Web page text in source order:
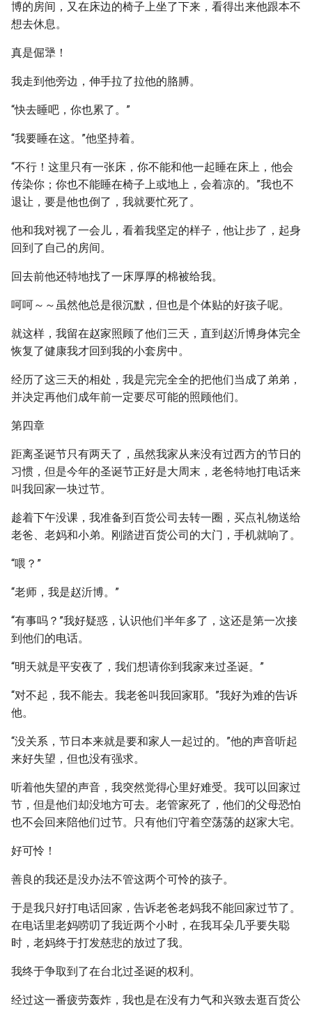
博的房间，又在床边的椅子上坐了下来，看得出来他跟本不
想去休息。
真是倔犟！
我走到他旁边，伸手拉了拉他的胳膊。
“快去睡吧，你也累了。”
“我要睡在这。”他坚持着。
“不行！这里只有一张床，你不能和他一起睡在床上，他会
传染你；你也不能睡在椅子上或地上，会着凉的。”我也不
退让，要是他也倒了，我就要忙死了。
他和我对视了一会儿，看着我坚定的样子，他让步了，起身
回到了自己的房间。
回去前他还特地找了一床厚厚的棉被给我。
呵呵～～虽然他总是很沉默，但也是个体贴的好孩子呢。
就这样，我留在赵家照顾了他们三天，直到赵沂博身体完全
恢复了健康我才回到我的小套房中。
经历了这三天的相处，我是完完全全的把他们当成了弟弟，
并决定再他们成年前一定要尽可能的照顾他们。
第四章
距离圣诞节只有两天了，虽然我家从来没有过西方的节日的
习惯，但是今年的圣诞节正好是大周末，老爸特地打电话来
叫我回家一块过节。
趁着下午没课，我准备到百货公司去转一圈，买点礼物送给
老爸、老妈和小弟。刚踏进百货公司的大门，手机就响了。
“喂？”
“老师，我是赵沂博。”
“有事吗？”我好疑惑，认识他们半年多了，这还是第一次接
到他们的电话。
“明天就是平安夜了，我们想请你到我家来过圣诞。”
“对不起，我不能去。我老爸叫我回家耶。”我好为难的告诉
他。
“没关系，节日本来就是要和家人一起过的。”他的声音听起
来好失望，但也没有强求。
听着他失望的声音，我突然觉得心里好难受。我可以回家过
节，但是他们却没地方可去。老管家死了，他们的父母恐怕
也不会回来陪他们过节。只有他们守着空荡荡的赵家大宅。
好可怜！
善良的我还是没办法不管这两个可怜的孩子。
于是我只好打电话回家，告诉老爸老妈我不能回家过节了。
在电话里老妈唠叨了我近两个小时，在我耳朵几乎要失聪
时，老妈终于打发慈悲的放过了我。
我终于争取到了在台北过圣诞的权利。
经过这一番疲劳轰炸，我也是在没有力气和兴致去逛百货公